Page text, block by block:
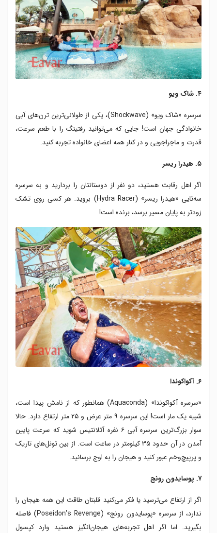
۴. شاک ویو
سرسره «شاک ویو» (Shockwave)، یکی از طولانی‌ترین ترن‌های آبی
خانوادگی جهان است! جایی که می‌توانید رفتینگ را با طعم سرعت،
قدرت و ماجراجویی و در کنار همه اعضای خانواده تجربه کنید.
۵. هیدرا ریسر
اگر اهل رقابت هستید، دو نفر از دوستانتان را بردارید و به سرسره
سه‌تایی «هیدرا ریسر» (Hydra Racer) بروید. هر کسی روی تشک
زودتر به پایان مسیر برسد، برنده است!
۶. آکواکوندا
«سرسره آکواکوندا» (Aquaconda) همانطور که از نامش پیدا است،
شبیه یک مار است! این سرسره ۹ متر عرض و ۲۵ متر ارتفاع دارد. حالا
سوار بزرگ‌ترین سرسره آبی ۶ نفره آتلانتیس شوید که سرعت پایین
آمدن در آن حدود ۳۵ کیلومتر در ساعت است. از بین تونل‌های تاریک
و پرپیچ‌وخم‌ عبور کنید و هیجان را به اوج برسانید.
۷. پوسایدون رونج
اگر از ارتفاع می‌ترسید یا فکر می‌کنید قلبتان طاقت این همه هیجان را
ندارد، از سرسره «پوسایدون رونج» (Poseidon's Revenge) فاصله
بگیرید. اما اگر اهل تجربه‌های هیجان‌انگیز هستید وارد کپسول